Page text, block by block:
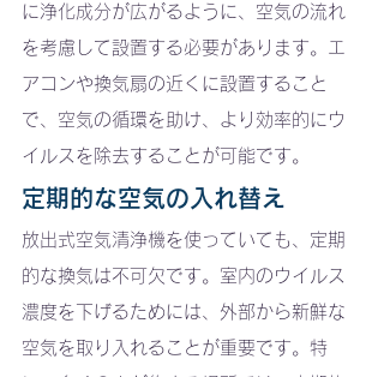
に浄化成分が広がるように、空気の流れ
を考慮して設置する必要があります。エ
アコンや換気扇の近くに設置すること
で、空気の循環を助け、より効率的にウ
イルスを除去することが可能です。
定期的な空気の入れ替え
放出式空気清浄機を使っていても、定期
的な換気は不可欠です。室内のウイルス
濃度を下げるためには、外部から新鮮な
空気を取り入れることが重要です。特